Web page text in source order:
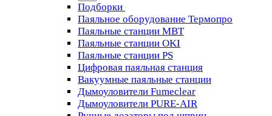
Подборки
Паяльное оборудование Термопро
Паяльные станции MBT
Паяльные станции OKI
Паяльные станции PS
Цифровая паяльная станция
Вакуумные паяльные станции
Дымоуловители Fumeclear
Дымоуловители PURE-AIR